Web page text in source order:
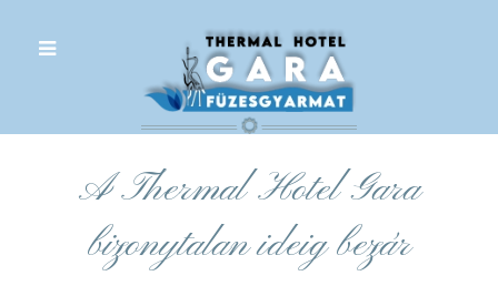
A Thermal Hotel Gara
bizonytalan ideig bezár